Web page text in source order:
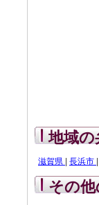
地域の
滋賀県 長浜市
その他